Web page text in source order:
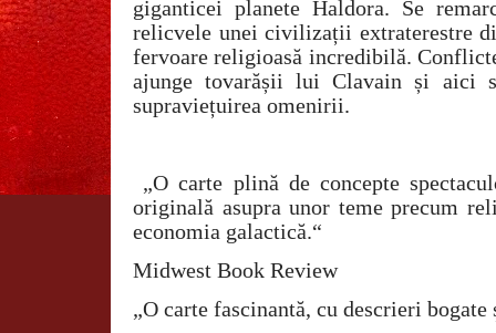
giganticei planete Haldora. Se
relicvele unei civilizații extraterestre
fervoare religioasă incredibilă.
ajunge tovarășii lui Clavain și aici
supraviețuirea omenirii.
„O carte plină de concepte
originală asupra unor teme precum
economia galactică.“
Midwest Book Review
„O carte fascinantă, cu descrieri